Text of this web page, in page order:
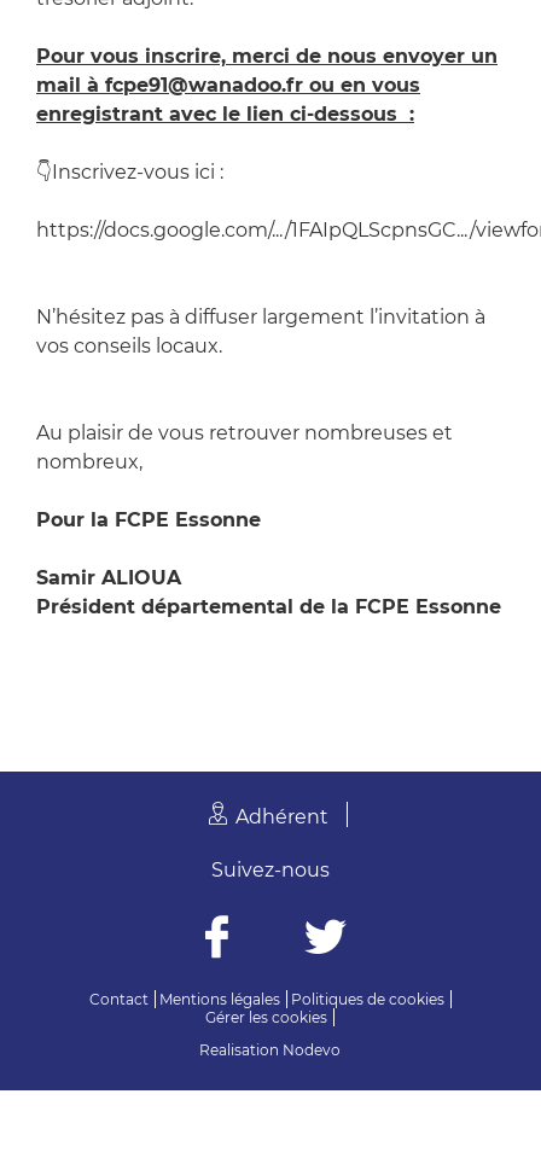
Pour vous inscrire, merci de nous envoyer un
mail à fcpe91@wanadoo.fr ou en vous
enregistrant avec le lien ci-dessous :
👇Inscrivez-vous ici :
https://docs.google.com/.../1FAIpQLScpnsGC.../
N’hésitez pas à diffuser largement l’invitation à
vos conseils locaux.
Au plaisir de vous retrouver nombreuses et
nombreux,
Pour la FCPE Essonne
Samir ALIOUA
Président départemental de la FCPE Essonne
Adhérent
Contact Mentions légales
Politiques de cookies
Gérer les cookies
Realisation Nodevo
Suivez-nous